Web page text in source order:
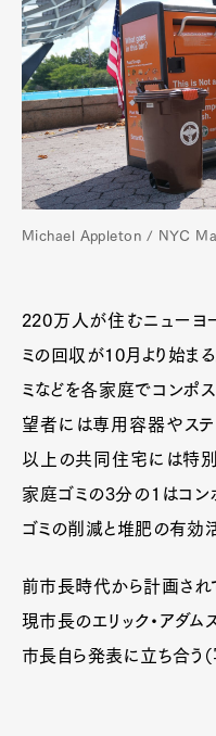
Michael Appleton / NYC
220万人が住むニューヨ
ミの回収が10月より始ま
ミなどを各家庭でコンポ
望者には専用容器やステ
以上の共同住宅には特
家庭ゴミの3分の1はコン
ゴミの削減と堆肥の有効
前市長時代から計画され
現市長のエリック・アダ
市長自ら発表に立ち合う（